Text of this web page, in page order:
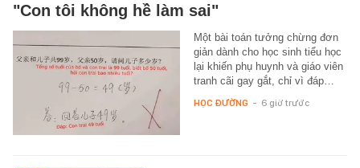
"Con tôi không hề làm sai"
Một bài toán tưởng chừng đơn
giản dành cho học sinh tiểu học
lại khiến phụ huynh và giáo viên
tranh cãi gay gắt, chỉ vì đáp…
HỌC ĐƯỜNG - 6 giờ trước